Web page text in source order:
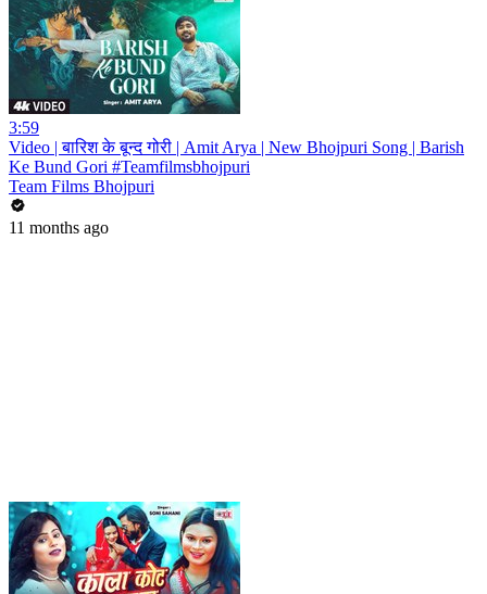
3:59
Video | बारिश के बून्द गोरी | Amit Arya | New Bhojpuri Song | Barish
Ke Bund Gori #Teamfilmsbhojpuri
Team Films Bhojpuri
11 months ago